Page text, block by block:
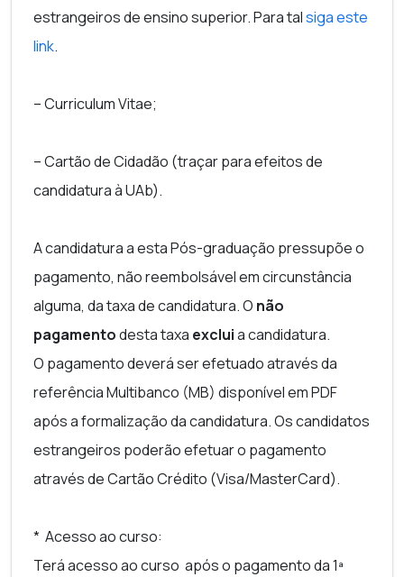
estrangeiros de ensino superior. Para talsiga este
link.
–Curriculum Vitae;
– Cartão de Cidadão (traçar para efeitos de
candidatura à UAb).
A candidatura a esta Pós-graduação pressupõe o
pagamento, não reembolsável em circunstância
alguma, da taxa de candidatura.O não
pagamentodesta taxa excluia candidatura.
O pagamento deverá ser efetuado através da
referência Multibanco (MB) disponível em PDF
após a formalização da candidatura. Os candidatos
estrangeiros poderão efetuar o pagamento
através de Cartão Crédito (Visa/MasterCard).
* Acesso ao curso:
Terá acesso ao curso após o pagamento da 1ª